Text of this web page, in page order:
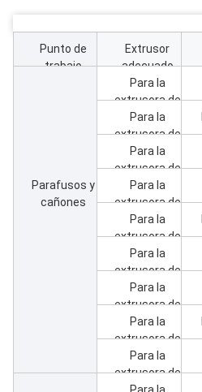
Punto de
trabajo
Extrusor
adecuado
Parafusos y
cañones
Para la
extrusora de
tornillos
gemelos
cónicos
ZS55/120
Para la
extrusora de
tornillos
gemelos
cónicos
ZS55/120
Para la
extrusora de
tornillos
gemelos
cónicos
ZS55/120
Para la
extrusora de
tornillos
gemelos
cónicos
ZS65/132
Para la
extrusora de
tornillos
gemelos
cónicos
ZS65/132
Para la
extrusora de
tornillos
gemelos
cónicos
ZS65/132
Para la
extrusora de
tornillos
gemelos
cónicos
ZS80/156
Para la
extrusora de
tornillos
gemelos
Para la
extrusora de